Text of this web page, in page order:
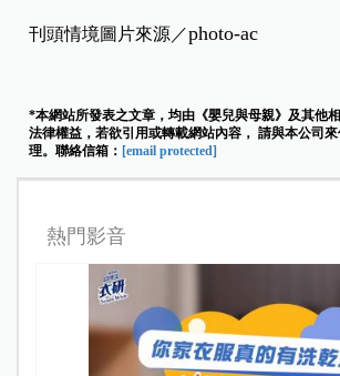
刊頭情境圖片來源／photo-ac
*本網站所發表之文章，均由《嬰兒與母親》及其他
法律權益，若欲引用或轉載網站內容， 請與本公司
理。聯絡信箱： [email protected]
熱門影音